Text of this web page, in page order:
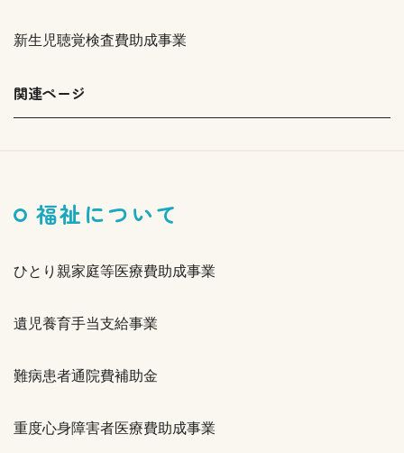
新生児聴覚検査費助成事業
関連ページ
福祉について
ひとり親家庭等医療費助成事業
遺児養育手当支給事業
難病患者通院費補助金
重度心身障害者医療費助成事業